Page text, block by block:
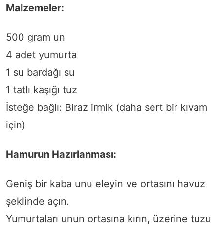
Malzemeler:
500 gram un
4 adet yumurta
1 su bardağı su
1 tatlı kaşığı tuz
İsteğe bağlı: Biraz irmik (daha sert bir kıvam
için)
Hamurun Hazırlanması:
Geniş bir kaba unu eleyin ve ortasını havuz
şeklinde açın.
Yumurtaları unun ortasına kırın, üzerine tuzu